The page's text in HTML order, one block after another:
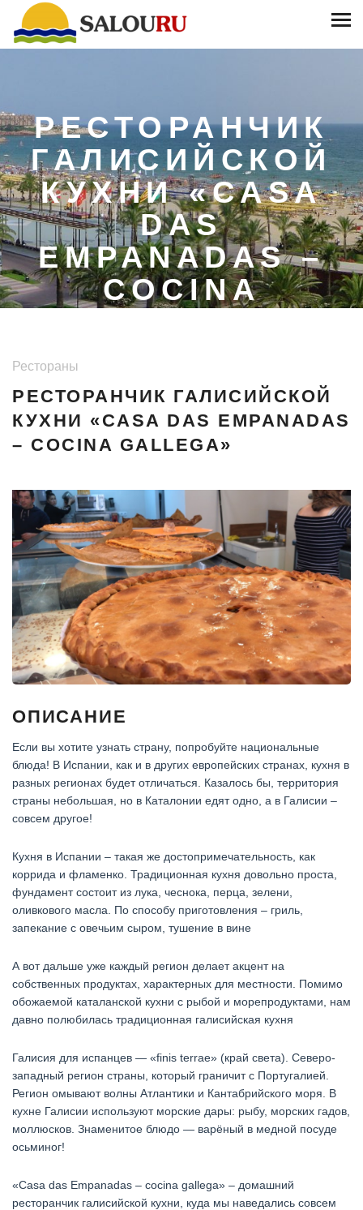
РЕСТОРАНЧИК
ГАЛИСИЙСКОЙ
КУХНИ «CASA
DAS
EMPANADAS –
COCINA
ГЛАВНАЯ
галисийской кухни «Casa das Empanadas – cocina
gallega»
Рестораны
РЕСТОРАНЧИК ГАЛИСИЙСКОЙ
КУХНИ «CASA DAS EMPANADAS
– COCINA GALLEGA»
ОПИСАНИЕ
Если вы хотите узнать страну, попробуйте национальные
блюда! В Испании, как и в других европейских странах, кухня в
разных регионах будет отличаться. Казалось бы, территория
страны небольшая, но в Каталонии едят одно, а в Галисии –
совсем другое!
Кухня в Испании – такая же достопримечательность, как
коррида и фламенко. Традиционная кухня довольно проста,
фундамент состоит из лука, чеснока, перца, зелени,
оливкового масла. По способу приготовления – гриль,
запекание с овечьим сыром, тушение в вине
А вот дальше уже каждый регион делает акцент на
собственных продуктах, характерных для местности. Помимо
обожаемой каталанской кухни с рыбой и морепродуктами, нам
давно полюбилась традиционная галисийская кухня
Галисия для испанцев — «finis terrae» (край света). Северо-
западный регион страны, который граничит с Португалией.
Регион омывают волны Атлантики и Кантабрийского моря. В
кухне Галисии используют морские дары: рыбу, морских гадов,
моллюсков. Знаменитое блюдо — варёный в медной посуде
осьминог!
«Casa das Empanadas – cocina gallega» – домашний
ресторанчик галисийской кухни, куда мы наведались совсем